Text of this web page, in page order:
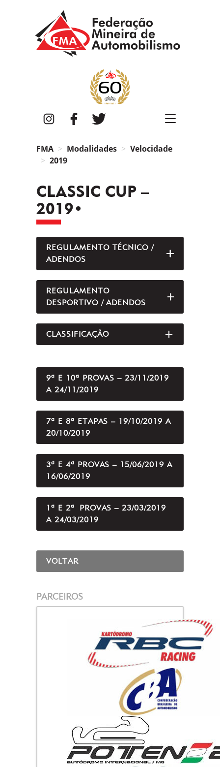
InstagramFacebook
FMA Modalidades
Velocidade
2019
CLASSIC CUP –
2019•
REGULAMENTO TÉCNICO /
ADENDOS
REGULAMENTO
DESPORTIVO / ADENDOS
CLASSIFICAÇÃO
9ª E 10ª PROVAS – 23/11/2019
A 24/11/2019
7ª E 8ª ETAPAS – 19/10/2019 A
20/10/2019
3ª E 4ª PROVAS – 15/06/2019 A
16/06/2019
1ª E 2ª PROVAS – 23/03/2019
A 24/03/2019
VOLTAR
PARCEIROS